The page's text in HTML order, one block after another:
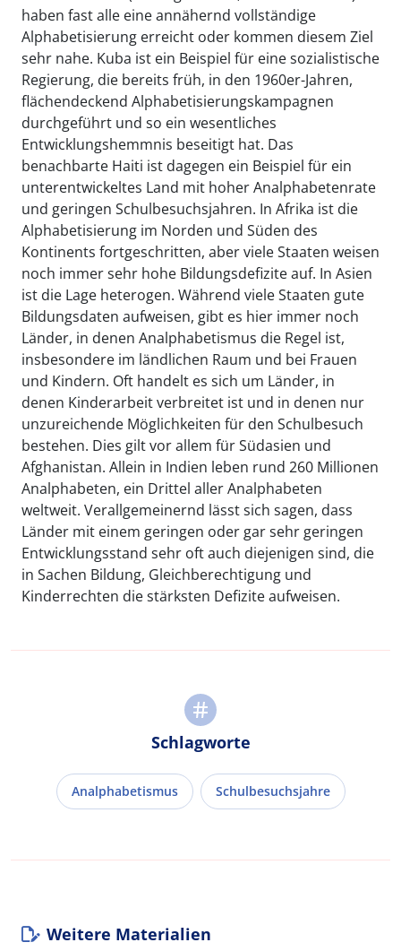
haben fast alle eine annähernd vollständige
Alphabetisierung erreicht oder kommen diesem Ziel
sehr nahe. Kuba ist ein Beispiel für eine sozialistische
Regierung, die bereits früh, in den 1960er-Jahren,
flächendeckend Alphabetisierungskampagnen
durchgeführt und so ein wesentliches
Entwicklungshemmnis beseitigt hat. Das
benachbarte Haiti ist dagegen ein Beispiel für ein
unterentwickeltes Land mit hoher Analphabetenrate
und geringen Schulbesuchsjahren. In Afrika ist die
Alphabetisierung im Norden und Süden des
Kontinents fortgeschritten, aber viele Staaten weisen
noch immer sehr hohe Bildungsdefizite auf. In Asien
ist die Lage heterogen. Während viele Staaten gute
Bildungsdaten aufweisen, gibt es hier immer noch
Länder, in denen Analphabetismus die Regel ist,
insbesondere im ländlichen Raum und bei Frauen
und Kindern. Oft handelt es sich um Länder, in
denen Kinderarbeit verbreitet ist und in denen nur
unzureichende Möglichkeiten für den Schulbesuch
bestehen. Dies gilt vor allem für Südasien und
Afghanistan. Allein in Indien leben rund 260 Millionen
Analphabeten, ein Drittel aller Analphabeten
weltweit. Verallgemeinernd lässt sich sagen, dass
Länder mit einem geringen oder gar sehr geringen
Entwicklungsstand sehr oft auch diejenigen sind, die
in Sachen Bildung, Gleichberechtigung und
Kinderrechten die stärksten Defizite aufweisen.
Schlagworte
Analphabetismus Schulbesuchsjahre
Weitere Materialien